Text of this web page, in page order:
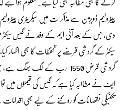
پیٹرولیم ڈویژن سے مذاکرات میں سیکریٹری
دی، جس کے بعد آئی ایم کے وفد نے گیس سیکٹر
سیکٹر کے گردشی قرضے پر تحفظات کا بھی اظہار
گردشی قرض 1550 ارب کے لگ
ایف نے مطالبہ کیا ہے کہ گیس کی قیمتوں میں
تکنیکی نقصانات کو روکنے کے لیے بھی